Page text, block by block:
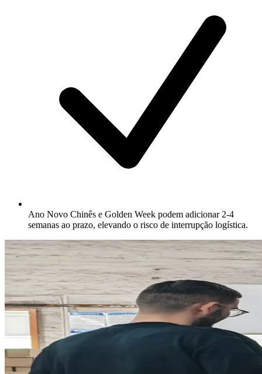
Ano Novo Chinês e Golden Week podem adicionar 2-4
semanas ao prazo, elevando o risco de interrupção logística.